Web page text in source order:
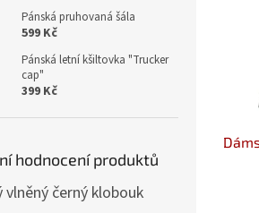
Pánská pruhovaná šála
599 Kč
Pánská letní kšiltovka "Trucker
cap"
399 Kč
hodnocení produktů
vlněný černý klobouk